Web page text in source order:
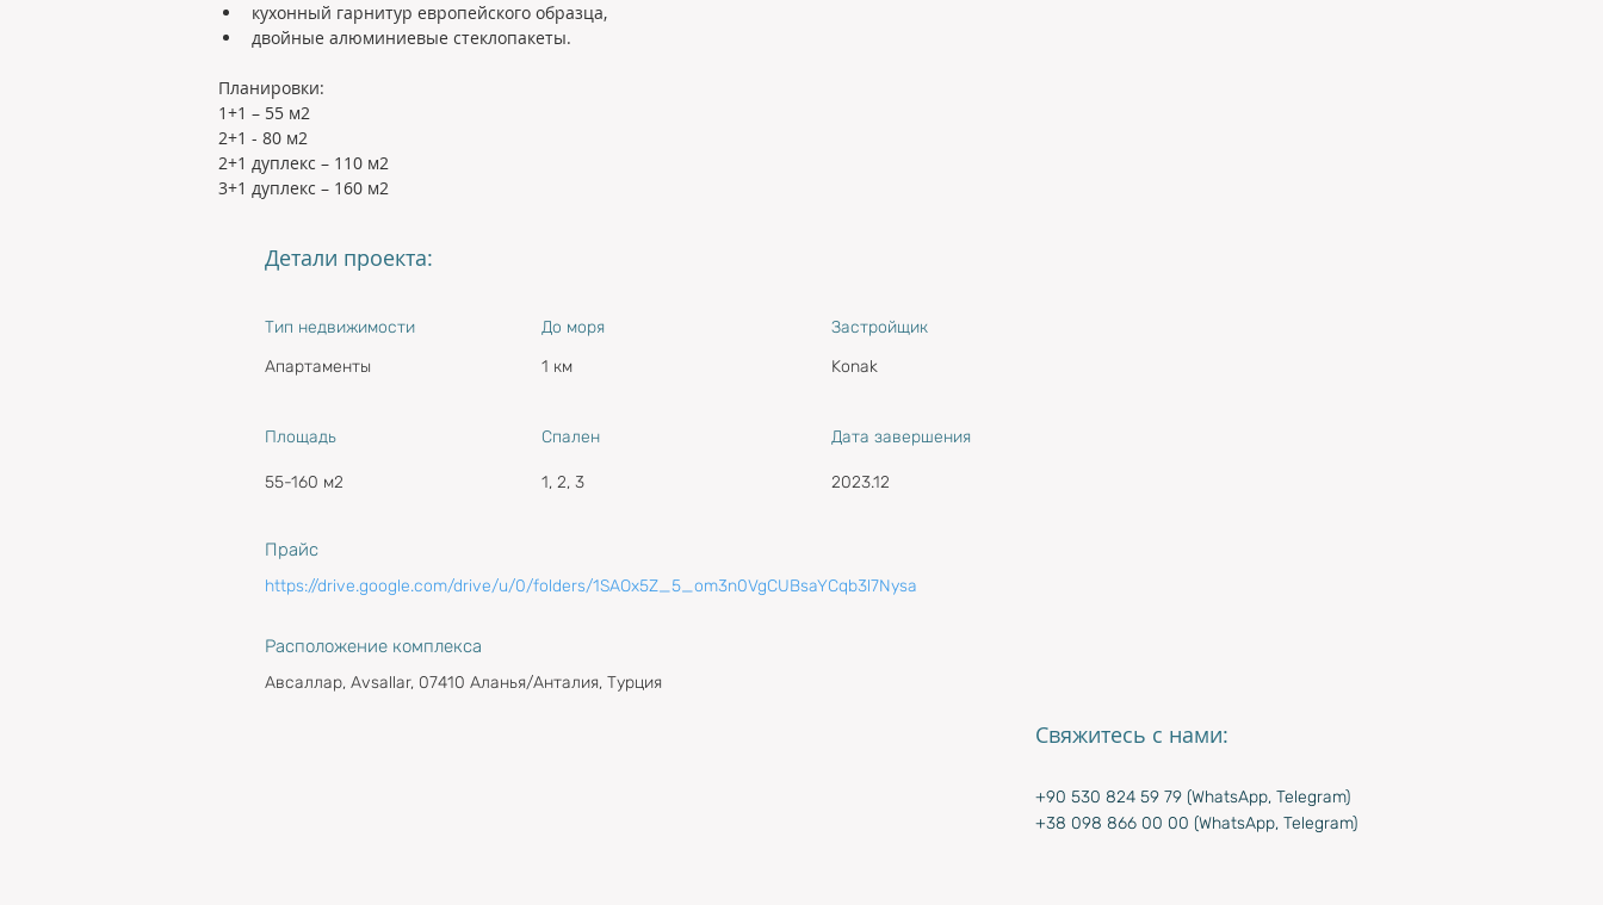
кухонный гарнитур европейского образца,
двойные алюминиевые стеклопакеты.
Планировки:
1+1 – 55 м2
2+1 - 80 м2
2+1 дуплекс – 110 м2
3+1 дуплекс – 160 м2
Детали проекта:
Тип недвижимости
Апартаменты
Площадь
55-160 м2
До моря
1 км
Спален
1, 2, 3
Застройщик
Konak
Дата завершения
2023.12
Прайс
https://drive.google.com/drive/u/0/folders/1SAOx5Z_5_om3n0VgCUBsaYCqb3l7Nysa
Расположение комплекса
Авсаллар, Avsallar, 07410 Аланья/Анталия, Турция
Свяжитесь с нами:
+90 530 824 59 79 (WhatsApp, Telegram)
+38 098 866 00 00 (WhatsApp, Telegram)